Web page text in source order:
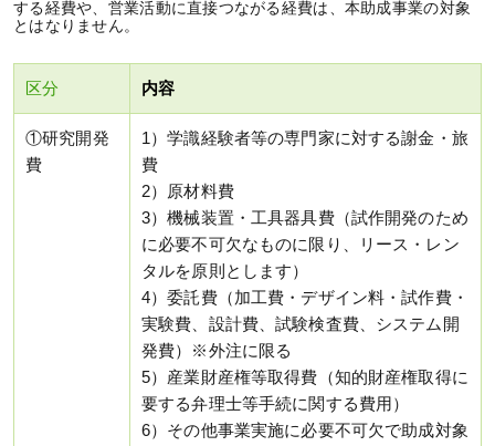
する経費や、営業活動に直接つながる経費は、本助成事業の対象
とはなりません。
区分 内容
①研究開発
費
1）学識経験者等の専門家に対する謝金・旅
費
2）原材料費
3）機械装置・工具器具費（試作開発のため
に必要不可欠なものに限り、リース・レン
タルを原則とします）
4）委託費（加工費・デザイン料・試作費・
実験費、設計費、試験検査費、システム開
発費）※外注に限る
5）産業財産権等取得費（知的財産権取得に
要する弁理士等手続に関する費用）
6）その他事業実施に必要不可欠で助成対象